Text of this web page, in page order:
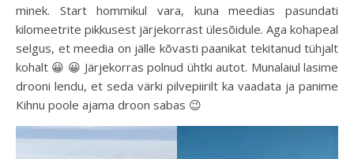
minek. Start hommikul vara, kuna meedias pasundati
kilomeetrite pikkusest järjekorrast ülesõidule. Aga kohapeal
selgus, et meedia on jälle kõvasti paanikat tekitanud tühjalt
kohalt 😀 😀 Järjekorras polnud ühtki autot. Munalaiul lasime
drooni lendu, et seda värki pilvepiirilt ka vaadata ja panime
Kihnu poole ajama droon sabas 😉